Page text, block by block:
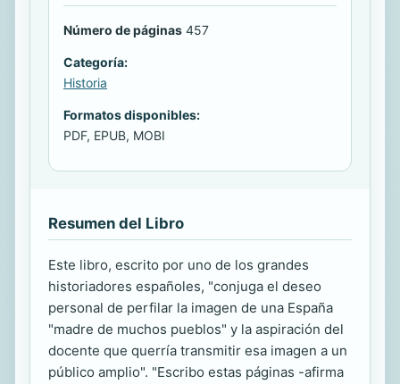
Número de páginas 457
Categoría:
Historia
Formatos disponibles:
PDF, EPUB, MOBI
Resumen del Libro
Este libro, escrito por uno de los grandes
historiadores españoles, "conjuga el deseo
personal de perfilar la imagen de una España
"madre de muchos pueblos" y la aspiración del
docente que querría transmitir esa imagen a un
público amplio". "Escribo estas páginas -afirma